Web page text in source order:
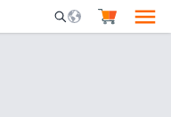
Mobile Search